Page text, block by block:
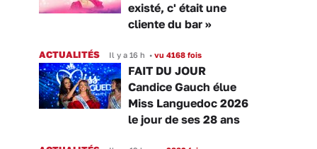
existé, c' était une
cliente du bar »
ACTUALITÉS Il y a 16 h • vu 4168 fois
FAIT DU JOUR
Candice Gauch élue
Miss Languedoc 2026
le jour de ses 28 ans